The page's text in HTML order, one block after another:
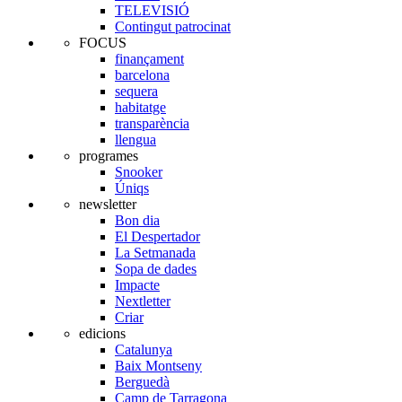
TELEVISIÓ
Contingut patrocinat
FOCUS
finançament
barcelona
sequera
habitatge
transparència
llengua
programes
Snooker
Úniqs
newsletter
Bon dia
El Despertador
La Setmanada
Sopa de dades
Impacte
Nextletter
Criar
edicions
Catalunya
Baix Montseny
Berguedà
Camp de Tarragona